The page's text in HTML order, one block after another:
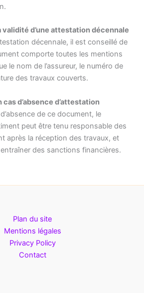
d’une attestation décennale
décennale, il est conseillé de
comporte toutes les mentions
le nom de l’assureur, le numéro de
des travaux couverts.
d’absence d’attestation
de ce document, le
peut être tenu responsable des
après la réception des travaux, et
des sanctions financières.
Plan du site
Mentions légales
Privacy Policy
Contact